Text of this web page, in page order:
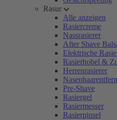
Rasur
Alle anzeigen
Rasiercreme
Nassrasierer
After Shave
Elektrische
Rasierhobel &
Herrenrasierer
Pre-Shave
Rasiergel
Rasiermesser
Rasierpinsel